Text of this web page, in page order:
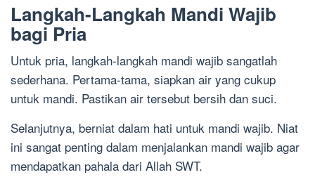
Langkah-Langkah Mandi Wajib
bagi Pria
Untuk pria, langkah-langkah mandi wajib sangatlah
sederhana. Pertama-tama, siapkan air yang cukup
untuk mandi. Pastikan air tersebut bersih dan suci.
Selanjutnya, berniat dalam hati untuk mandi wajib. Niat
ini sangat penting dalam menjalankan mandi wajib agar
mendapatkan pahala dari Allah SWT.